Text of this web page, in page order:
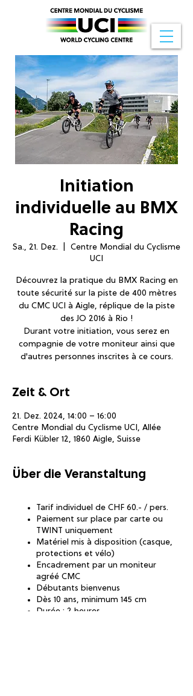
Initiation
individuelle au BMX
Racing
Sa., 21. Dez.
Centre Mondial du Cyclisme
UCI
Découvrez la pratique du BMX Racing en
toute sécurité sur la piste de 400 mètres
du CMC UCI à Aigle, réplique de la piste
des JO 2016 à Rio !
Durant votre initiation, vous serez en
compagnie de votre moniteur ainsi que
d'autres personnes inscrites à ce cours.
Zeit & Ort
21. Dez. 2024, 14:00 – 16:00
Centre Mondial du Cyclisme UCI, Allée
Ferdi Kübler 12, 1860 Aigle, Suisse
Über die Veranstaltung
Tarif individuel de CHF 60.- / pers.
Paiement sur place par carte ou
TWINT uniquement
Matériel mis à disposition (casque,
protections et vélo)
Encadrement par un moniteur
agréé CMC
Débutants bienvenus
Dès 10 ans, minimum 145 cm
Durée : 2 heures